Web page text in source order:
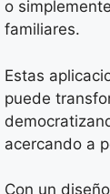
o
familiares.
Estas
puede
acercando a
Con un